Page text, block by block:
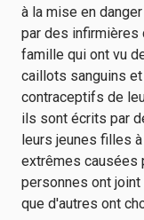
à la mise en
par des infirmières
famille qui ont vu
caillots sanguins
contraceptifs de
ils sont écrits par
leurs jeunes filles
extrêmes causées
personnes ont joint
que d'autres ont